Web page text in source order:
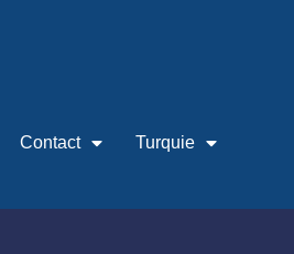
Contact Turquie